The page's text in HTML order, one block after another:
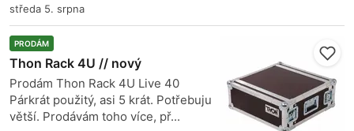
středa 5. srpna
PRODÁM
Thon Rack 4U // nový
Prodám Thon Rack 4U Live 40
Párkrát použitý, asi 5 krát. Potřebuju
větší. Prodávám toho více, př...